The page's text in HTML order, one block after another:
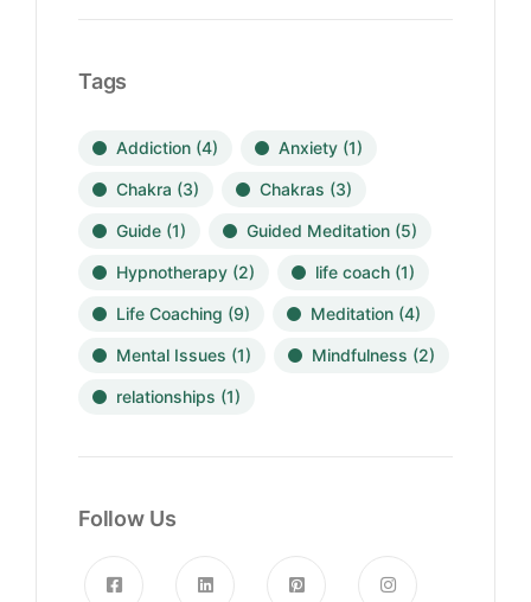
Tags
Addiction (4) Anxiety (1)
Chakra (3) Chakras (3)
Guide (1) Guided Meditation (5)
Hypnotherapy (2) life coach (1)
Life Coaching (9) Meditation (4)
Mental Issues (1) Mindfulness (2)
relationships (1)
Follow Us